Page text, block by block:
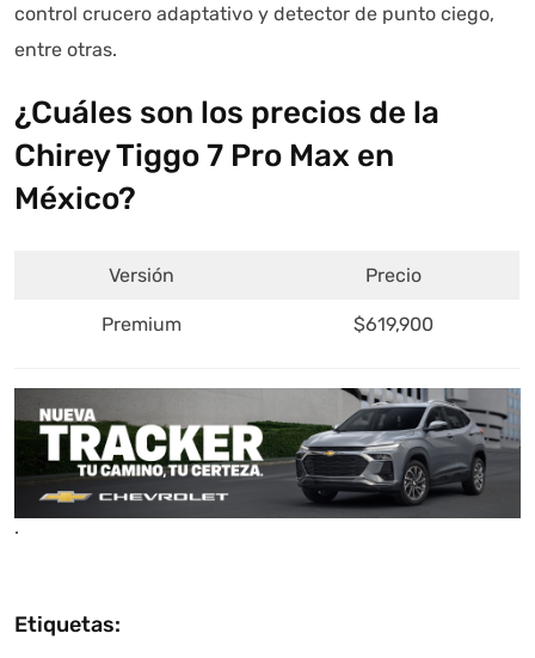
control crucero adaptativo y detector de punto ciego,
entre otras.
¿Cuáles son los precios de la
Chirey Tiggo 7 Pro Max en
México?
Versión Precio
Premium $619,900
.
Etiquetas: